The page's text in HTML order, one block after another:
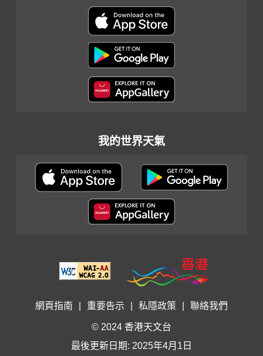
我的世界天氣
網頁指南 重要告示 私隱政策 聯絡我們
© 2024 香港天文台
最後更新日期: 2025年4月1日